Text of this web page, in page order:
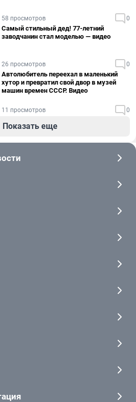
58 просмотров 0
Самый стильный дед! 77-летний
заводчанин стал моделью — видео
26 просмотров 0
Автолюбитель переехал в маленький
хутор и превратил свой двор в музей
машин времен СССР. Видео
11 просмотров 0
Показать еще